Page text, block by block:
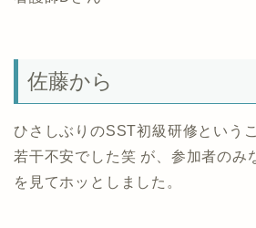
佐藤から
ひさしぶりのSST初級研修というこ
若干不安でした笑 が、参加者のみ
を見てホッとしました。